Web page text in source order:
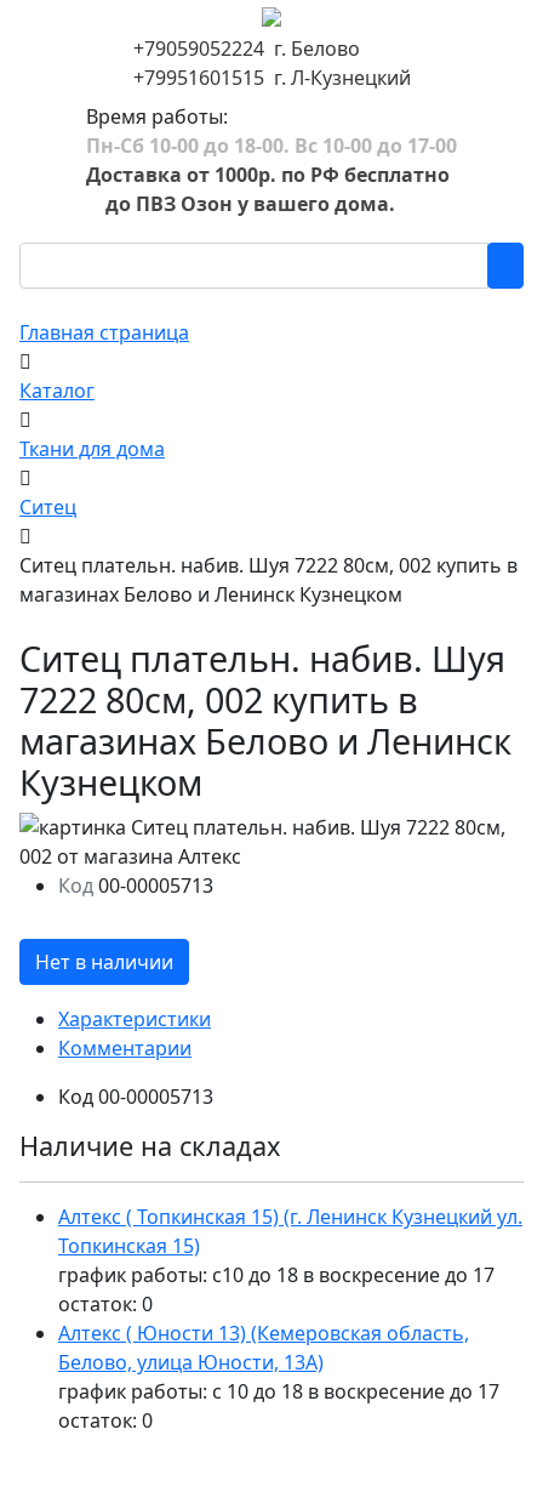
+79059052224 г. Белово
+79951601515 г. Л-Кузнецкий
Время работы:
Пн-Сб 10-00 до 18-00. Вс 10-00 до 17-00
Доставка от 1000р. по РФ бесплатно
до ПВЗ Озон у вашего дома.
Главная страница
Каталог
Ткани для дома
Ситец
Ситец плательн. набив. Шуя 7222 80см, 002 купить в
магазинах Белово и Ленинск Кузнецком
Ситец плательн. набив. Шуя
7222 80см, 002 купить в
магазинах Белово и Ленинск
Кузнецком
Код00-00005713
Нет в наличии
Характеристики
Комментарии
Код00-00005713
Наличие на складах
Алтекс ( Топкинская 15) (г. Ленинск Кузнецкий ул.
Топкинская 15)
график работы: с10 до 18 в воскресение до 17
остаток: 0
Алтекс ( Юности 13) (Кемеровская область,
Белово, улица Юности, 13А)
график работы: с 10 до 18 в воскресение до 17
остаток: 0